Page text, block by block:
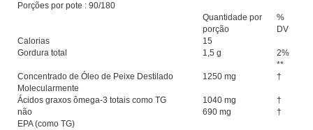
Porções por pote : 90/180
Quantidade por
porção
%
DV
Calorias
15
Gordura total
1,5 g
2%
**
Concentrado de Óleo de Peixe Destilado
Molecularmente
1250 mg †
Ácidos graxos ômega-3 totais como TG 1040 mg
†
não
EPA (como TG)
690 mg †